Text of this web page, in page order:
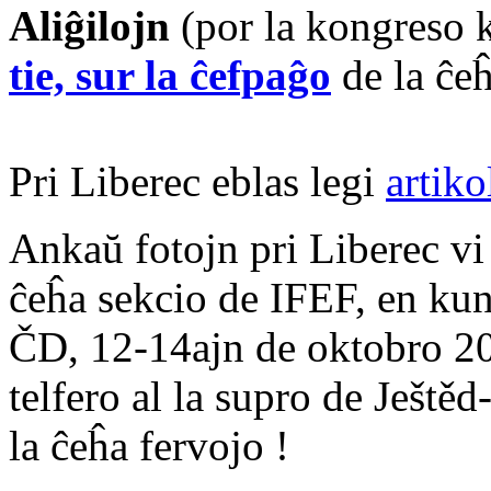
Aliĝilojn (por la kongreso
tie, sur la ĉefpaĝo de la
Pri Liberec eblas legi
Ankaŭ fotojn pri Liberec
ĉeĥa sekcio de IFEF, en
ČD, 12-14ajn de oktobro
telfero al la supro de
la ĉeĥa fervojo !